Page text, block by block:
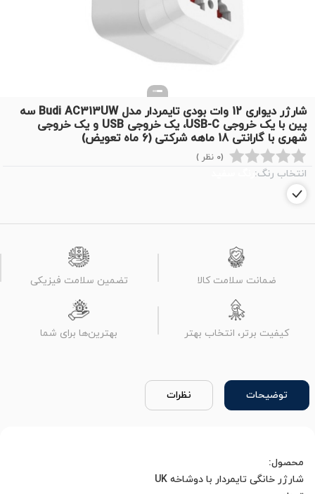
شارژر دیواری 12 وات بودی تایمردار مدل Budi AC313UW سه
پین با یک خروجی USB-C، یک خروجی USB و یک خروجی
شهری با گارانتی 18 ماهه شرکتی (6 ماه تعویض)
(0 نظر )
انتخاب رنگ:
ضمانت سلامت کالا تضمین سلامت فیزیکی
کیفیت برتر، انتخاب بهتر بهترین‌ها برای شما
توضیحات نظرات